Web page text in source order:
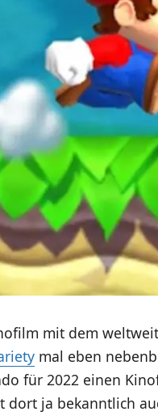
mit dem
mal eben
für 2022 einen
dort ja bekanntlich